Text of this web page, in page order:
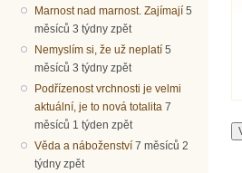
Marnost nad marnost. Zajímají 5
měsíců 3 týdny zpět
Nemyslím si, že už neplatí 5
měsíců 3 týdny zpět
Podřízenost vrchnosti je velmi
aktuální, je to nová totalita 7
měsíců 1 týden zpět
Věda a náboženství 7 měsíců 2
týdny zpět